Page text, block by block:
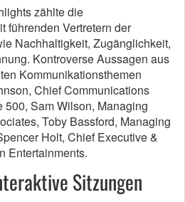
zählte die
führenden Vertretern der
Nachhaltigkeit, Zugänglichkeit,
Kontroverse Aussagen aus
Kommunikationsthemen
Chief Communications
500, Sam Wilson, Managing
Toby Bassford, Managing
Holt, Chief Executive &
Entertainments.
Sitzungen